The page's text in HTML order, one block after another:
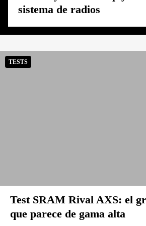
sistema de radios
TESTS
Test SRAM Rival AXS: el
que parece de gama alta